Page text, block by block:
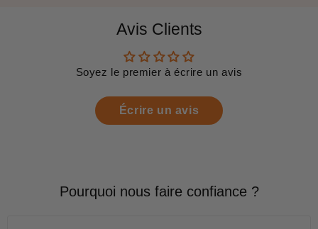
Avis Clients
Soyez le premier à écrire un avis
Écrire un avis
Pourquoi nous faire confiance ?